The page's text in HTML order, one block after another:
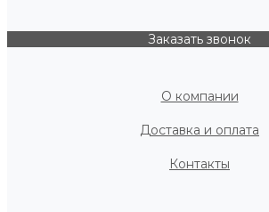
Заказать звонок
О компании
Доставка и оплата
Контакты